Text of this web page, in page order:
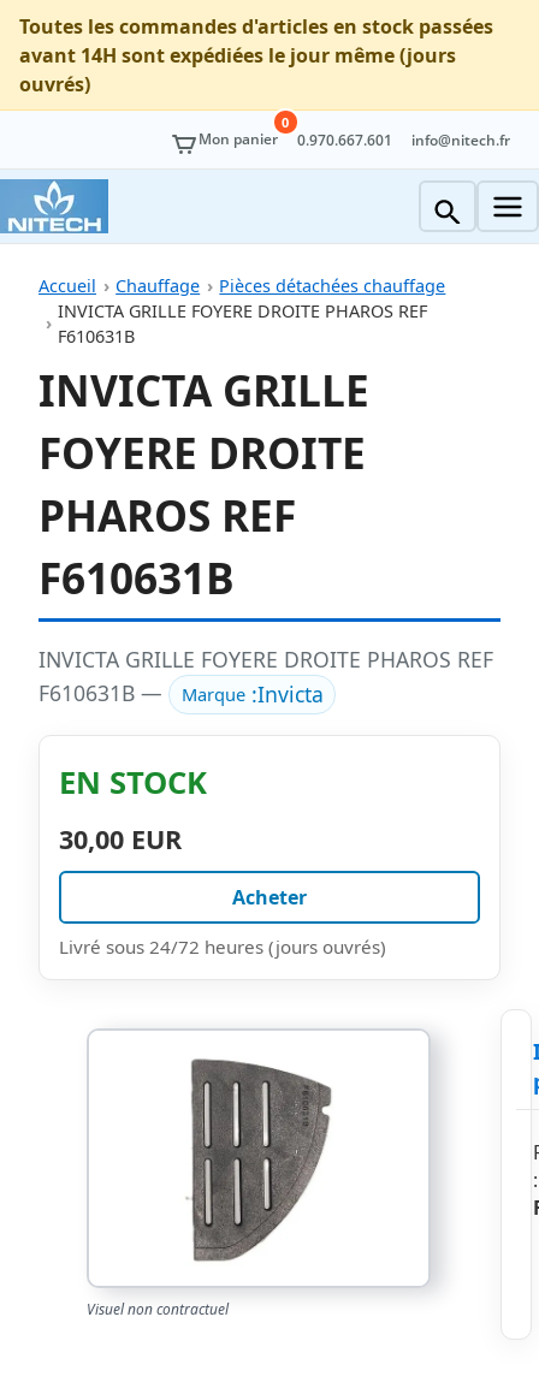
Toutes les commandes d'articles en stock passées
avant 14H sont expédiées le jour même (jours
ouvrés)
Mon panier
0
0.970.667.601 info@nitech.fr
Accueil Chauffage
Pièces détachées chauffage
INVICTA GRILLE FOYERE DROITE PHAROS REF
F610631B
INVICTA GRILLE
FOYERE DROITE
PHAROS REF
F610631B
INVICTA GRILLE FOYERE DROITE PHAROS REF
F610631B —
Marque:Invicta
EN STOCK
30,00 EUR
Acheter
Livré sous 24/72 heures (jours ouvrés)
Visuel non contractuel
: